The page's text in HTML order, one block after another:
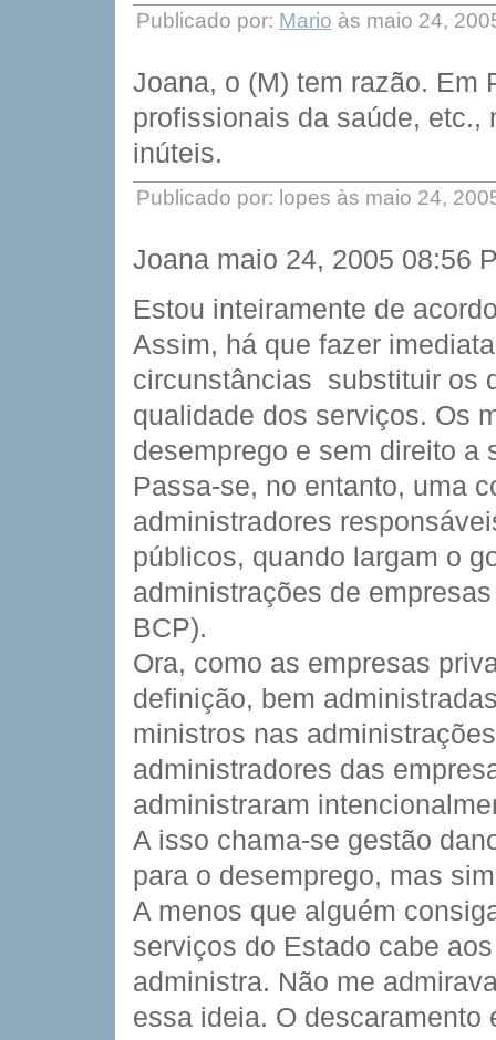
Publicado por: Mario às maio 24,
Joana, o (M) tem razão. Em
profissionais da saúde, etc.,
inúteis.
Publicado por: lopes às maio 24,
Joana maio 24, 2005 08:56
Estou inteiramente de
Assim, há que fazer
circunstâncias  substituir
qualidade dos serviços. Os
desemprego e sem direito a
Passa-se, no entanto, uma
administradores
públicos, quando largam o
administrações de
BCP).
Ora, como as empresas
definição, bem
ministros nas
administradores das
administraram
A isso chama-se gestão
para o desemprego, mas
A menos que alguém
serviços do Estado cabe
administra. Não me
essa ideia. O descaramento